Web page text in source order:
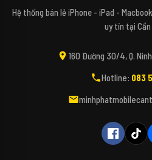
Xin chào bạn! Mình là Mipi -
AI của Minh Phát Mobile
Bạn đang tìm kiếm các
máy tính, iPad hay các phụ
(Bấm biểu tượng Micro để
Hệ thống bán lẻ iPhone - iPad -
uy tín tại Cần
160 Đường 30/4, Q.
Hotline: 083